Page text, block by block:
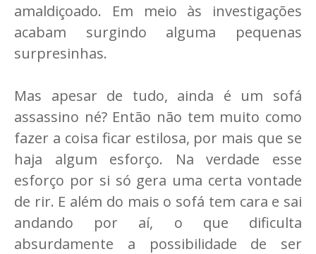
amaldiçoado. Em meio às investigações
acabam surgindo alguma pequenas
surpresinhas.
Mas apesar de tudo, ainda é um sofá
assassino né? Então não tem muito como
fazer a coisa ficar estilosa, por mais que se
haja algum esforço. Na verdade esse
esforço por si só gera uma certa vontade
de rir. E além do mais o sofá tem cara e sai
andando por aí, o que dificulta
absurdamente a possibilidade de ser